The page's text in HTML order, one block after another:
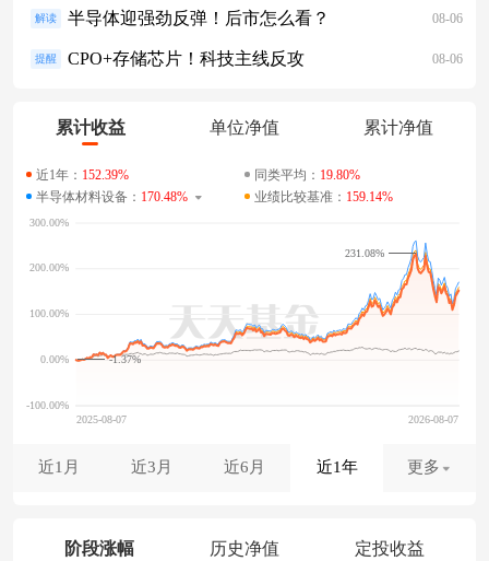
解读 半导体迎强劲反弹！后市怎么看？ 08-06
提醒 CPO+存储芯片！科技主线反攻 08-06
累计收益 单位净值 累计净值
近1年： 152.39% 同类平均： 19.80%
半导体材料设备： 170.48% 业绩比较基准： 159.14%
-1.37%
231.08%
近1月 近3月 近6月 近1年 更多
阶段涨幅 历史净值 定投收益